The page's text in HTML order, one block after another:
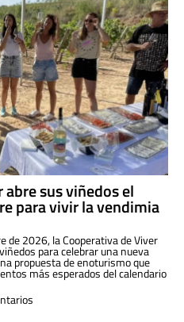
sus viñedos el
para vivir la vendimia
de 2026, la Cooperativa de Viver
para celebrar una nueva
propuesta de enoturismo que
más esperados del calendario